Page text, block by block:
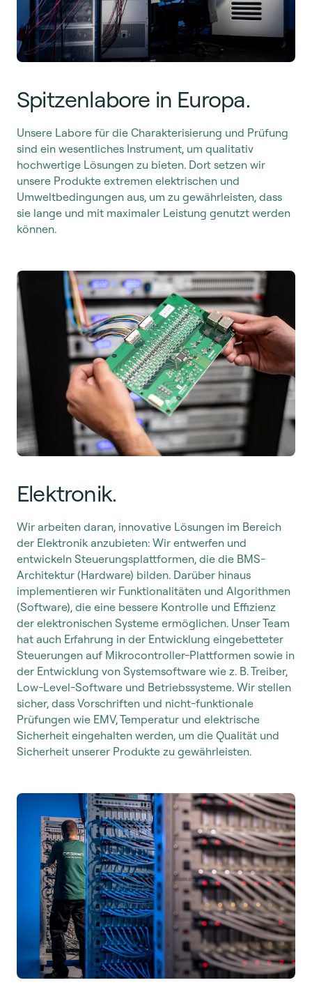
Spitzenlabore in Europa.
Unsere Labore für die Charakterisierung und Prüfung
sind ein wesentliches Instrument, um qualitativ
hochwertige Lösungen zu bieten. Dort setzen wir
unsere Produkte extremen elektrischen und
Umweltbedingungen aus, um zu gewährleisten, dass
sie lange und mit maximaler Leistung genutzt werden
können.
Elektronik.
Wir arbeiten daran, innovative Lösungen im Bereich
der Elektronik anzubieten: Wir entwerfen und
entwickeln Steuerungsplattformen, die die BMS-
Architektur (Hardware) bilden. Darüber hinaus
implementieren wir Funktionalitäten und Algorithmen
(Software), die eine bessere Kontrolle und Effizienz
der elektronischen Systeme ermöglichen. Unser Team
hat auch Erfahrung in der Entwicklung eingebetteter
Steuerungen auf Mikrocontroller-Plattformen sowie in
der Entwicklung von Systemsoftware wie z. B. Treiber,
Low-Level-Software und Betriebssysteme. Wir stellen
sicher, dass Vorschriften und nicht-funktionale
Prüfungen wie EMV, Temperatur und elektrische
Sicherheit eingehalten werden, um die Qualität und
Sicherheit unserer Produkte zu gewährleisten.